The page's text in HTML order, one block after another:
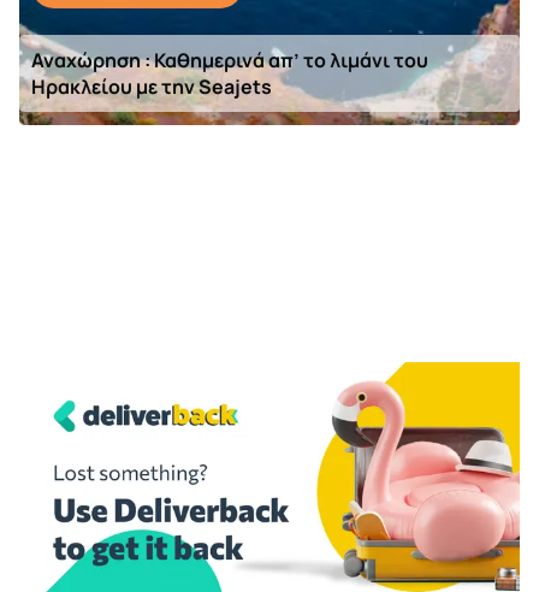
Αναχώρηση : Καθημερινά απ’ το λιμάνι του
Ηρακλείου με την Seajets